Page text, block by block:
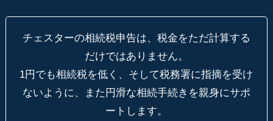
チェスターの相続税申告は、税金をただ計算する
だけではありません。
1円でも相続税を低く、そして税務署に指摘を受け
ないように、
また円滑な相続手続きを親身にサポ
ートします。